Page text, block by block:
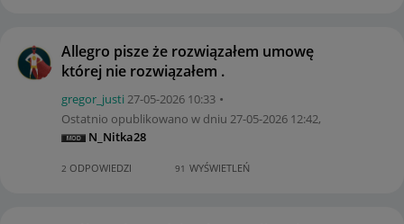
Allegro pisze że rozwiązałem umowę
której nie rozwiązałem .
gregor_justi ‎27-05-2026 10:33
Ostatnio opublikowano w dniu ‎27-05-2026 12:42,
N_Nitka28
2 ODPOWIEDZI 91 WYŚWIETLEŃ